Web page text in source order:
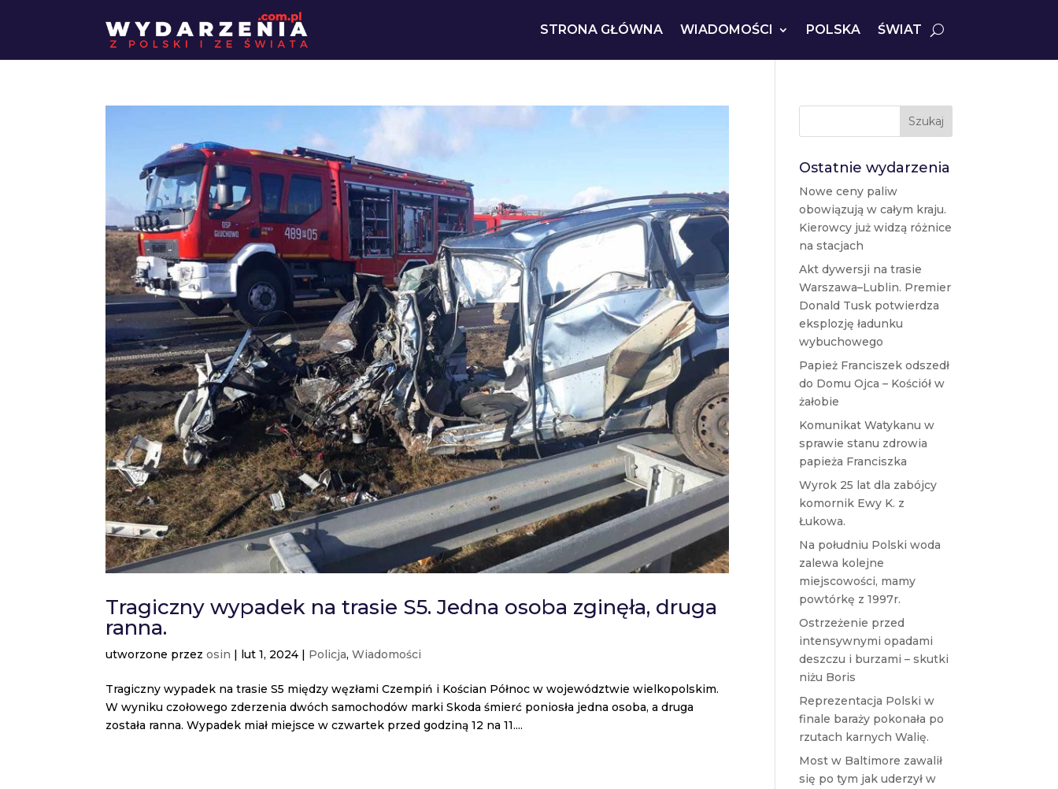
STRONA GŁÓWNA WIADOMOŚCI POLSKA ŚWIAT
Tragiczny wypadek na trasie S5. Jedna osoba zginęła, druga
ranna.
utworzone przezosin | lut 1, 2024 | Policja,Wiadomości
Tragiczny wypadek na trasie S5 między węzłami Czempiń i Kościan Północ w województwie wielkopolskim.
W wyniku czołowego zderzenia dwóch samochodów marki Skoda śmierć poniosła jedna osoba, a druga
została ranna. Wypadek miał miejsce w czwartek przed godziną 12 na 11....
Szukaj
Ostatnie wydarzenia
Nowe ceny paliw
obowiązują w całym kraju.
Kierowcy już widzą różnice
na stacjach
Akt dywersji na trasie
Warszawa–Lublin. Premier
Donald Tusk potwierdza
eksplozję ładunku
wybuchowego
Papież Franciszek odszedł
do Domu Ojca – Kościół w
żałobie
Komunikat Watykanu w
sprawie stanu zdrowia
papieża Franciszka
Wyrok 25 lat dla zabójcy
komornik Ewy K. z
Łukowa.
Na południu Polski woda
zalewa kolejne
miejscowości, mamy
powtórkę z 1997r.
Ostrzeżenie przed
intensywnymi opadami
deszczu i burzami – skutki
niżu Boris
Reprezentacja Polski w
finale baraży pokonała po
rzutach karnych Walię.
Most w Baltimore zawalił
się po tym jak uderzył w